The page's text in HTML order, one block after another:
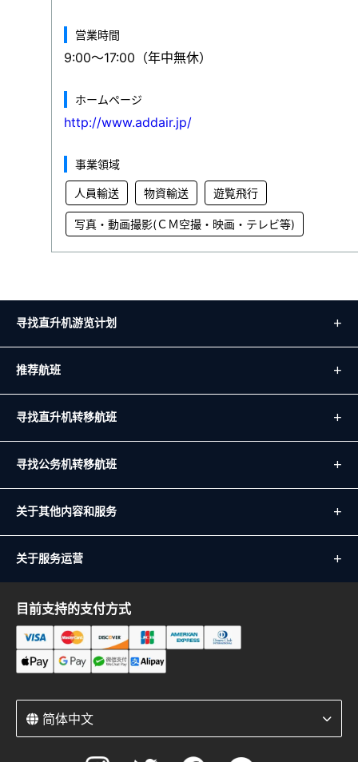
営業時間
9:00～17:00（年中無休）
ホームページ
http://www.addair.jp/
事業領域
人員輸送 物資輸送 遊覧飛行
写真・動画撮影(ＣＭ空撮・映画・テレビ等)
寻找直升机游览计划
推荐航班
寻找直升机转移航班
寻找公务机转移航班
关于其他内容和服务
关于服务运营
目前支持的支付方式
简体中文